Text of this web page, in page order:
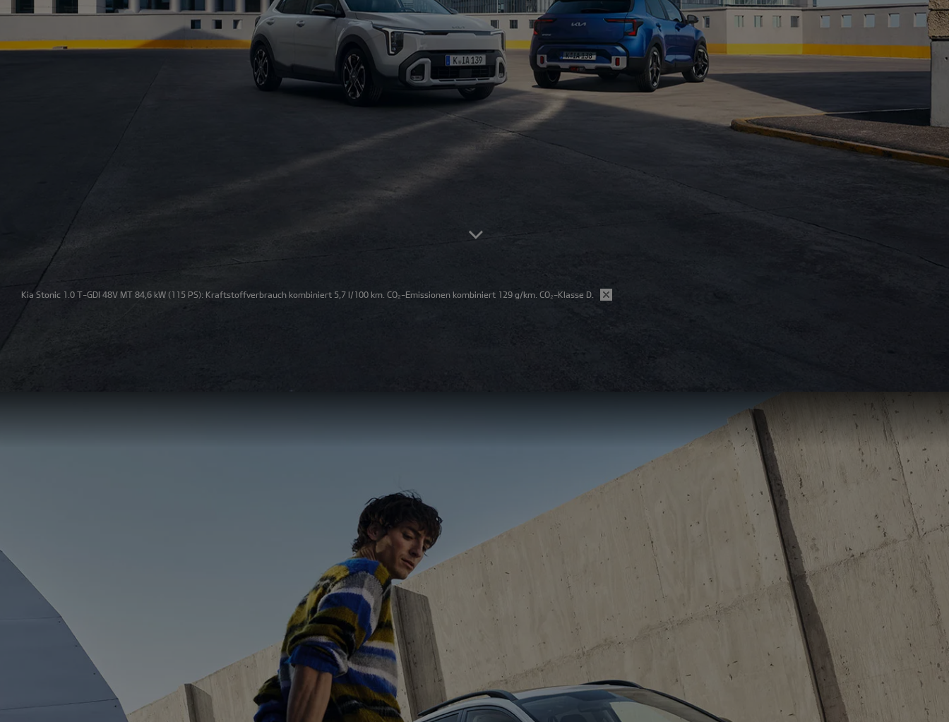
Kia Stonic 1.0 T-GDI 48V MT 84,6 kW (115 PS): Kraftstoffverbrauch kombiniert 5,7 l/100 km. CO₂-Emissionen kombiniert 129 g/km. CO₂-Klasse D.